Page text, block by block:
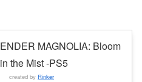
ENDER MAGNOLIA: Bloom
in the Mist -PS5
created by Rinker